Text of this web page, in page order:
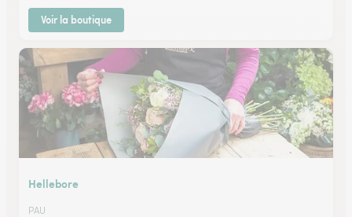
Voir la boutique
Hellebore
PAU